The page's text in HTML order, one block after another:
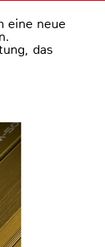
eine neue
das